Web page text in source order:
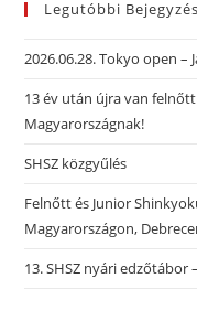
Legutóbbi
2026.06.28. Tokyo open –
13 év után újra van
Magyarországnak!
SHSZ közgyűlés
Felnőtt és Junior
Magyarországon,
13. SHSZ nyári edzőtábor